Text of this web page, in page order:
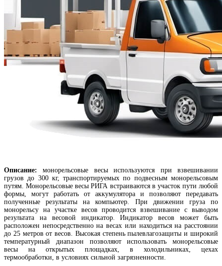
Описание: монорельсовые весы используютcя при взвешивании
грузов до 300 кг, транспортируемых по подвесным монорельсовым
путям. Монорельсовые весы РИГА встраиваются в участок пути любой
формы, могут работать от аккумулятора и позволяют передавать
полученные результаты на компьютер. При движении груза по
монорельсу на участке весов проводится взвешивание с выводом
результата на весовой индикатор. Индикатор весов может быть
расположен непосредственно на весах или находиться на расстоянии
до 25 метров от весов. Высокая степень пылевлагозащиты и широкий
температурный диапазон позволяют использовать монорельсовые
весы на открытых площадках, в холодильниках, цехах
термообработки, в условиях сильной загрязненности.